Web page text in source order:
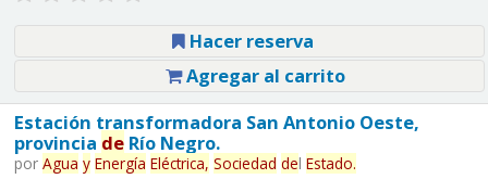
Hacer reserva
Agregar al carrito
Estación transformadora San Antonio Oeste,
provincia deRío Negro.
por Agua y Energía Eléctrica, Sociedad del Estado.